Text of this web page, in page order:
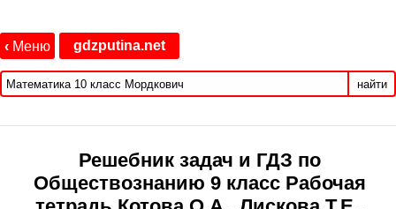
‹ Меню gdzputina.net
найти
Решебник задач и ГДЗ по
Обществознанию 9 класс Рабочая